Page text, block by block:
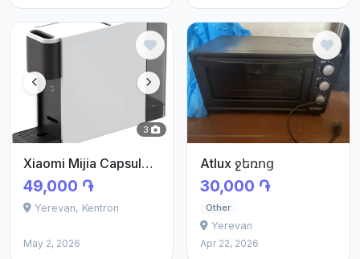
3
Xiaomi Mijia Capsule Coffee Maker
49,000 ֏
Yerevan, Kentron
May 2, 2026
Atlux ջեռոց
30,000 ֏
Other
Yerevan
Apr 22, 2026